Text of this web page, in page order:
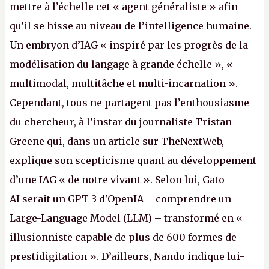
mettre à l’échelle cet « agent généraliste » afin
qu’il se hisse au niveau de l’intelligence humaine.
Un embryon d’IAG « inspiré par les progrès de la
modélisation du langage à grande échelle », «
multimodal, multitâche et multi-incarnation ».
Cependant, tous ne partagent pas l’enthousiasme
du chercheur, à l’instar du journaliste Tristan
Greene qui, dans un article sur TheNextWeb,
explique son scepticisme quant au développement
d’une IAG « de notre vivant ». Selon lui, Gato
AI serait un GPT-3 d'OpenIA – comprendre un
Large-Language Model (LLM) – transformé en «
illusionniste capable de plus de 600 formes de
prestidigitation ». D’ailleurs, Nando indique lui-